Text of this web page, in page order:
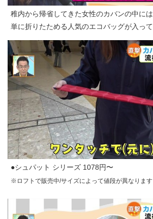
稚内から帰省してきた女性のカバンの中に
単に折りたためる人気のエコバッグが入って
●シュパット シリーズ 1078円〜
※ロフトで販売中/サイズによって値段が異なります